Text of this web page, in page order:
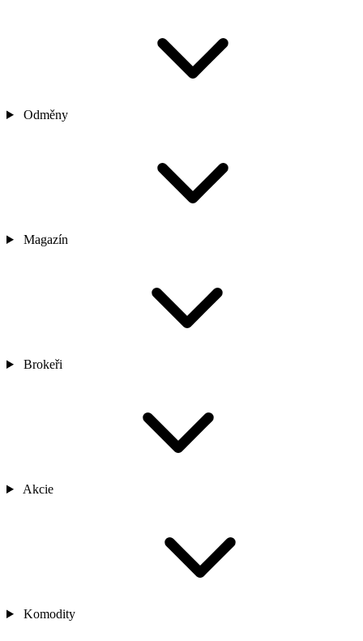
Odměny
Magazín
Brokeři
Akcie
Komodity